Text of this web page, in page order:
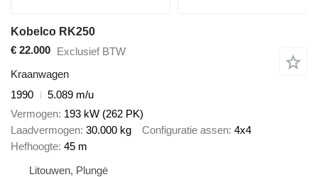
Kobelco RK250
€ 22.000 Exclusief BTW
Kraanwagen
1990
5.089 m/u
Vermogen 193 kW (262 PK)
Laadvermogen 30.000 kg Configuratie assen 4x4
Hefhoogte 45 m
Litouwen, Plungė